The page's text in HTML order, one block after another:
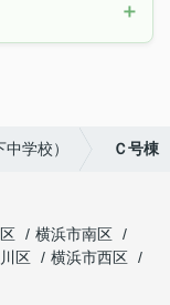
学校） Ｃ号棟
横浜市南区
区
横浜市西区